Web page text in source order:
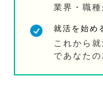
業界・職
就活を始め
これから
であなた